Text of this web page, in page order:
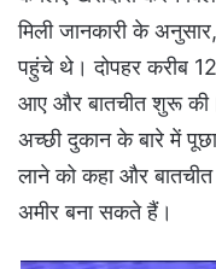
मिली जानकारी के अनुसार,
पहुंचे थे। दोपहर करीब
आए और बातचीत शुरू
अच्छी दुकान के बारे में
लाने को कहा और बातचीत
अमीर बना सकते हैं।